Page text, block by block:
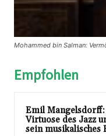
Mohammed bin Salman:
Empfohlen
Emil
Virtuose des Jazz
sein musikalisches